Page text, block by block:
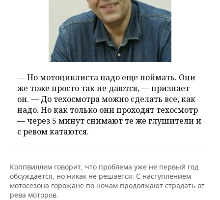
— Но мотоциклиста надо еще поймать. Они
же тоже просто так не даются, — признает
он. — До техосмотра можно сделать все, как
надо. Но как только они проходят техосмотр
— через 5 минут снимают те же глушители и
с ревом катаются.
Коппвиллем говорит, что проблема уже не первый год
обсуждается, но никак не решается. С наступлением
мотосезона горожане по ночам продолжают страдать от
рева моторов.